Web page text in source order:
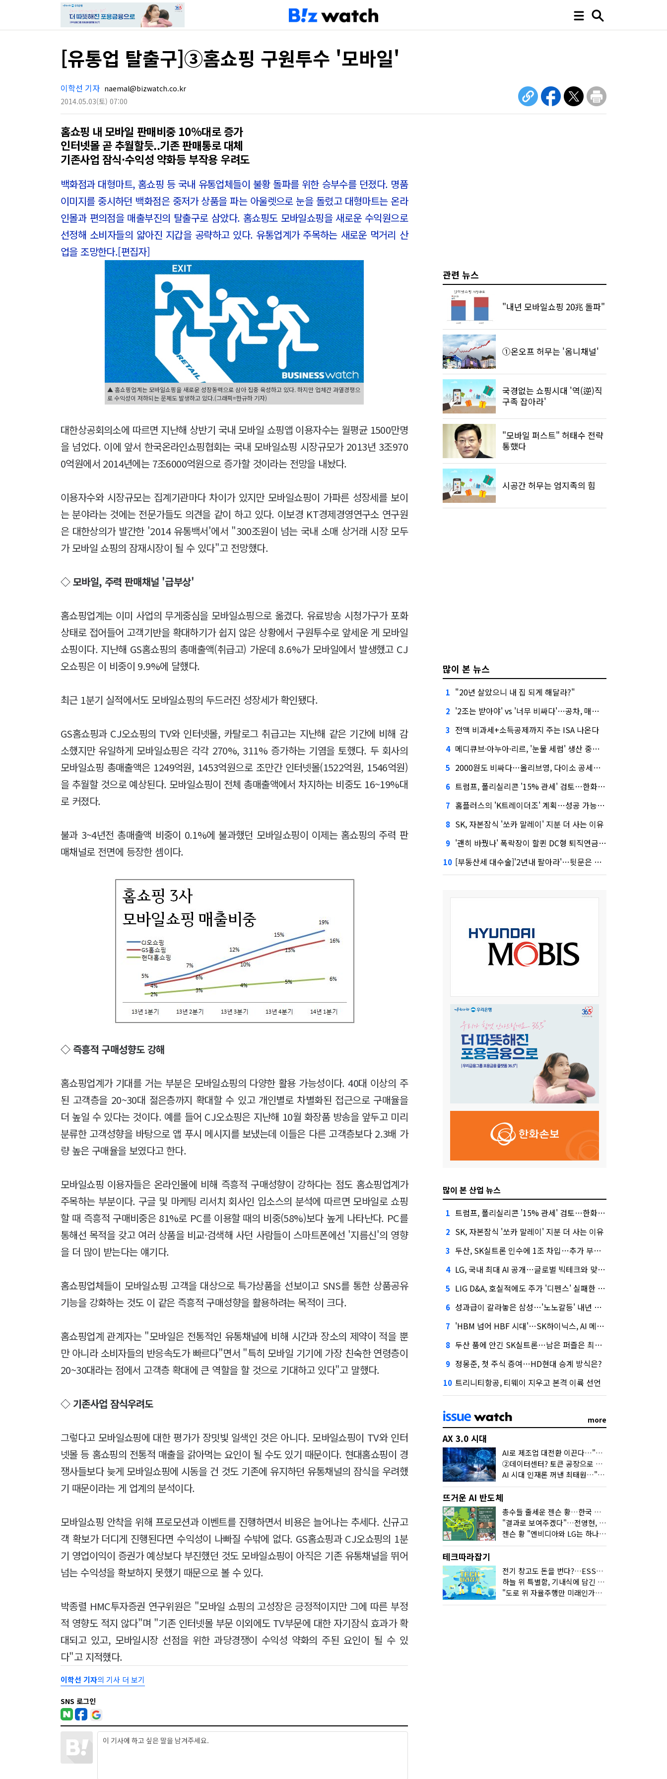
[유통업 탈출구]③홈쇼핑 구원투수 '모바일'
이학선 기자 naemal@bizwatch.co.kr
2014.05.03(토) 07:00
홈쇼핑 내 모바일 판매비중 10%대로 증가
인터넷몰 곧 추월할듯..기존 판매통로 대체
기존사업 잠식·수익성 약화등 부작용 우려도
백화점과 대형마트, 홈쇼핑 등 국내 유통업체들이 불황 돌파를 위한 승부수를 던졌다. 명품
이미지를 중시하던 백화점은 중저가 상품을 파는 아울렛으로 눈을 돌렸고 대형마트는 온라
인몰과 편의점을 매출부진의 탈출구로 삼았다. 홈쇼핑도 모바일쇼핑을 새로운 수익원으로
선정해 소비자들의 얇아진 지갑을 공략하고 있다. 유통업계가 주목하는 새로운 먹거리 산
업을 조망한다.[편집자]
▲ 홈쇼핑업계는 모바일쇼핑을 새로운 성장동력으로 삼아 집중 육성하고 있다. 하지만 업체간 과열경쟁으
로 수익성이 저하되는 문제도 발생하고 있다.(그래픽=한규하 기자)
대한상공회의소에 따르면 지난해 상반기 국내 모바일 쇼핑앱 이용자수는 월평균 1500만명
을 넘었다. 이에 앞서 한국온라인쇼핑협회는 국내 모바일쇼핑 시장규모가 2013년 3조970
0억원에서 2014년에는 7조6000억원으로 증가할 것이라는 전망을 내놨다.
이용자수와 시장규모는 집계기관마다 차이가 있지만 모바일쇼핑이 가파른 성장세를 보이
는 분야라는 것에는 전문가들도 의견을 같이 하고 있다. 이보경 KT경제경영연구소 연구원
은 대한상의가 발간한 '2014 유통백서'에서 "300조원이 넘는 국내 소매 상거래 시장 모두
가 모바일 쇼핑의 잠재시장이 될 수 있다"고 전망했다.
◇ 모바일, 주력 판매채널 '급부상'
홈쇼핑업계는 이미 사업의 무게중심을 모바일쇼핑으로 옮겼다. 유료방송 시청가구가 포화
상태로 접어들어 고객기반을 확대하기가 쉽지 않은 상황에서 구원투수로 앞세운 게 모바일
쇼핑이다. 지난해 GS홈쇼핑의 총매출액(취급고) 가운데 8.6%가 모바일에서 발생했고 CJ
오쇼핑은 이 비중이 9.9%에 달했다.
최근 1분기 실적에서도 모바일쇼핑의 두드러진 성장세가 확인됐다.
GS홈쇼핑과 CJ오쇼핑의 TV와 인터넷몰, 카탈로그 취급고는 지난해 같은 기간에 비해 감
소했지만 유일하게 모바일쇼핑은 각각 270%, 311% 증가하는 기염을 토했다. 두 회사의
모바일쇼핑 총매출액은 1249억원, 1453억원으로 조만간 인터넷몰(1522억원, 1546억원)
을 추월할 것으로 예상된다. 모바일쇼핑이 전체 총매출액에서 차지하는 비중도 16~19%대
로 커졌다.
불과 3~4년전 총매출액 비중이 0.1%에 불과했던 모바일쇼핑이 이제는 홈쇼핑의 주력 판
매채널로 전면에 등장한 셈이다.
◇ 즉흥적 구매성향도 강해
홈쇼핑업계가 기대를 거는 부분은 모바일쇼핑의 다양한 활용 가능성이다. 40대 이상의 주
된 고객층을 20~30대 젊은층까지 확대할 수 있고 개인별로 차별화된 접근으로 구매율을
더 높일 수 있다는 것이다. 예를 들어 CJ오쇼핑은 지난해 10월 화장품 방송을 앞두고 미리
분류한 고객성향을 바탕으로 앱 푸시 메시지를 보냈는데 이들은 다른 고객층보다 2.3배 가
량 높은 구매율을 보였다고 한다.
모바일쇼핑 이용자들은 온라인몰에 비해 즉흥적 구매성향이 강하다는 점도 홈쇼핑업계가
주목하는 부분이다. 구글 및 마케팅 리서치 회사인 입소스의 분석에 따르면 모바일로 쇼핑
할 때 즉흥적 구매비중은 81%로 PC를 이용할 때의 비중(58%)보다 높게 나타난다. PC를
통해선 목적을 갖고 여러 상품을 비교·검색해 사던 사람들이 스마트폰에선 '지름신'의 영향
을 더 많이 받는다는 얘기다.
홈쇼핑업체들이 모바일쇼핑 고객을 대상으로 특가상품을 선보이고 SNS를 통한 상품공유
기능을 강화하는 것도 이 같은 즉흥적 구매성향을 활용하려는 목적이 크다.
홈쇼핑업계 관계자는 "모바일은 전통적인 유통채널에 비해 시간과 장소의 제약이 적을 뿐
만 아니라 소비자들의 반응속도가 빠르다"면서 "특히 모바일 기기에 가장 친숙한 연령층이
20~30대라는 점에서 고객층 확대에 큰 역할을 할 것으로 기대하고 있다"고 말했다.
◇ 기존사업 잠식우려도
그렇다고 모바일쇼핑에 대한 평가가 장밋빛 일색인 것은 아니다. 모바일쇼핑이 TV와 인터
넷몰 등 홈쇼핑의 전통적 매출을 갉아먹는 요인이 될 수도 있기 때문이다. 현대홈쇼핑이 경
쟁사들보다 늦게 모바일쇼핑에 시동을 건 것도 기존에 유지하던 유통채널의 잠식을 우려했
기 때문이라는 게 업계의 분석이다.
모바일쇼핑 안착을 위해 프로모션과 이벤트를 진행하면서 비용은 늘어나는 추세다. 신규고
객 확보가 더디게 진행된다면 수익성이 나빠질 수밖에 없다. GS홈쇼핑과 CJ오쇼핑의 1분
기 영업이익이 증권가 예상보다 부진했던 것도 모바일쇼핑이 아직은 기존 유통채널을 뛰어
넘는 수익성을 확보하지 못했기 때문으로 볼 수 있다.
박종렬 HMC투자증권 연구위원은 "모바일 쇼핑의 고성장은 긍정적이지만 그에 따른 부정
적 영향도 적지 않다"며 "기존 인터넷몰 부문 이외에도 TV부문에 대한 자기잠식 효과가 확
대되고 있고, 모바일시장 선점을 위한 과당경쟁이 수익성 약화의 주된 요인이 될 수 있
다"고 지적했다.
이학선 기자의 기사 더 보기
SNS 로그인
관련 뉴스
"내년 모바일쇼핑 20兆 돌파"
①온오프 허무는 '옴니채널'
국경없는 쇼핑시대 '역(逆)직
구족 잡아라'
"모바일 퍼스트" 허태수 전략
통했다
시공간 허무는 엄지족의 힘
많이 본 뉴스
1 "20년 살았으니 내 집 되게 해달라?"
2 '2조는 받아야' vs '너무 비싸다'…공차, 매각 성공할까
3 전액 비과세+소득공제까지 주는 ISA 나온다
4 메디큐브·아누아·리르, '눈물 세럼' 생산 중단한다
5 2000원도 비싸다…올리브영, 다이소 공세에 '가성비'로 맞불
6 트럼프, 폴리실리콘 '15% 관세' 검토…한화큐셀·OCI 영향은?
7 홈플러스의 'K트레이더조' 계획…성공 가능성은 '글쎄'
8 SK, 자본잠식 '쏘카 말레이' 지분 더 사는 이유
9 '괜히 바꿨나' 폭락장이 할퀸 DC형 퇴직연금…전문가 조언은
10 [부동산세 대수술]'2년내 팔아라'…뒷문은 열었다
많이 본 산업 뉴스
1 트럼프, 폴리실리콘 '15% 관세' 검토…한화큐셀·OCI 영향은?
2 SK, 자본잠식 '쏘카 말레이' 지분 더 사는 이유
3 두산, SK실트론 인수에 1조 차입…추가 부담은?
4 LG, 국내 최대 AI 공개…글로벌 빅테크와 맞붙는다
5 LIG D&A, 호실적에도 주가 '디펜스' 실패한 이유
6 성과급이 갈라놓은 삼성…'노노갈등' 내년 교섭 판 흔들까
7 'HBM 넘어 HBF 시대'…SK하이닉스, AI 메모리 표준 선점 나섰다
8 두산 품에 안긴 SK실트론…남은 퍼즐은 최태원 지분 29.4%
9 정몽준, 첫 주식 증여…HD현대 승계 방식은?
10 트리니티항공, 티웨이 지우고 본격 이륙 선언
more
AX 3.0 시대
AI로 제조업 대전환 이끈다…"2030년까지 민관합동 20조 투자"
②데이터센터? 토큰 공장으로 변신
AI 시대 인재론 꺼낸 최태원…"협업이 경쟁력"
뜨거운 AI 반도체
총수들 줄세운 젠슨 황…한국 산업계 새판 짰다
"결과로 보여주겠다"…전영현, 젠슨 황과 HBM5 논의
젠슨 황 "엔비디아와 LG는 하나의 거대한 팀"
테크따라잡기
전기 창고도 돈을 번다?…ESS의 '두뇌' EMO가 뭐길래
하늘 위 특별함, 기내식에 담긴 기술의 세계
"도로 위 자율주행만 미래인가요"…진흙탕서 길 내는 HD현대 AI 기술